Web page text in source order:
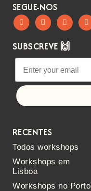
SEGUE-NOS
SUBSCREVE 🙌
RECENTES
Todos workshops
Workshops em
Lisboa
Workshops no Porto